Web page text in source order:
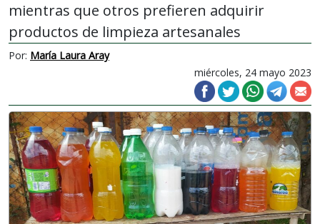
mientras que otros prefieren adquirir
productos de limpieza artesanales
Por: María Laura Aray
miércoles, 24 mayo 2023